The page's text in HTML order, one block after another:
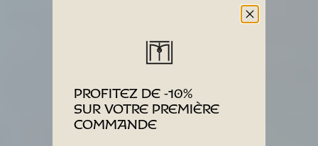
PROFITEZ DE -10%
SUR VOTRE PREMIÈRE
COMMANDE